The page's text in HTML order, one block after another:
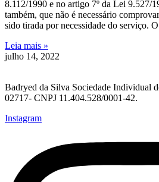
8.112/1990 e no artigo 7º da Lei 9.527/
também, que não é necessário
sido tirada por necessidade do serviço.
Leia mais »
julho 14, 2022
Badryed da Silva Sociedade Individual
02717- CNPJ 11.404.528/0001-42.
Instagram